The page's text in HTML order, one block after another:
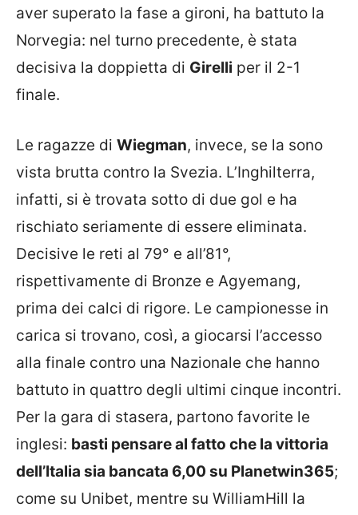
aver superato la fase a gironi, ha battuto la
Norvegia: nel turno precedente, è stata
decisiva la doppietta di Girelli per il 2-1
finale.
Le ragazze di Wiegman, invece, se la sono
vista brutta contro la Svezia. L’Inghilterra,
infatti, si è trovata sotto di due gol e ha
rischiato seriamente di essere eliminata.
Decisive le reti al 79° e all’81°,
rispettivamente di Bronze e Agyemang,
prima dei calci di rigore. Le campionesse in
carica si trovano, così, a giocarsi l’accesso
alla finale contro una Nazionale che hanno
battuto in quattro degli ultimi cinque incontri.
Per la gara di stasera, partono favorite le
inglesi: basti pensare al fatto che la vittoria
dell’Italia sia bancata 6,00 su Planetwin365;
come su Unibet, mentre su WilliamHill la